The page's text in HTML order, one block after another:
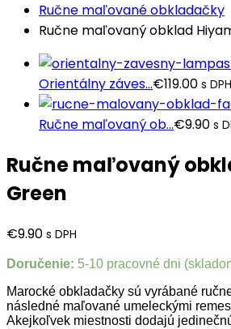
Ručne maľované obkladačky
Ručne maľovaný obklad
Orientálny záves...€119.00 s DPH
Ručne maľovaný ob...€9.90 s
Ručne maľovaný
Green
€9.90 s DPH
Doručenie: 5-10 pracovné dni
Marocké obkladačky sú vyrábané
následné maľované umeleckými
Akejkoľvek miestnosti dodajú